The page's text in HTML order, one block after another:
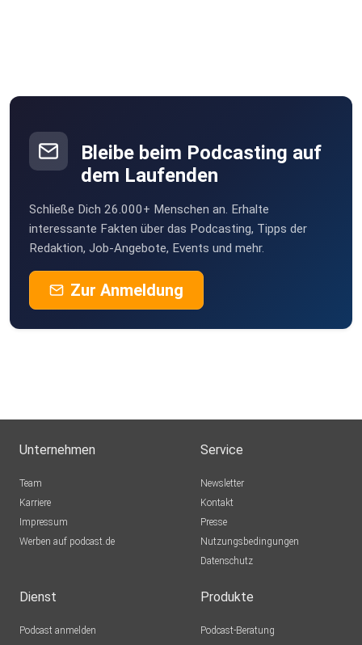
Bleibe beim Podcasting auf
dem Laufenden
Schließe Dich 26.000+ Menschen an. Erhalte
interessante Fakten über das Podcasting, Tipps der
Redaktion, Job-Angebote, Events und mehr.
Zur Anmeldung
Unternehmen
Team
Karriere
Impressum
Werben auf podcast.de
Service
Newsletter
Kontakt
Presse
Nutzungsbedingungen
Datenschutz
Dienst
Podcast anmelden
Produkte
Podcast-Beratung